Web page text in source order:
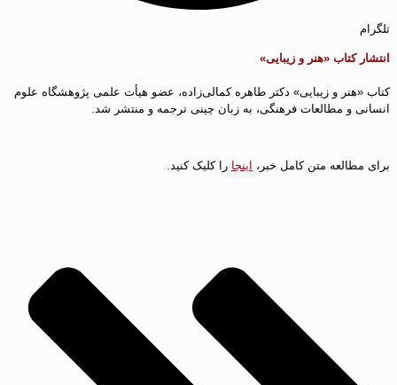
تلگرام
انتشار کتاب «هنر و زیبایی»
کتاب «هنر و زیبایی» دکتر طاهره کمالی‌زاده، عضو هیأت علمی پژوهشگاه علوم
انسانی و مطالعات فرهنگی، به زبان چینی ترجمه و منتشر شد.
برای مطالعه متن کامل خبر، اینجا را کلیک کنید.